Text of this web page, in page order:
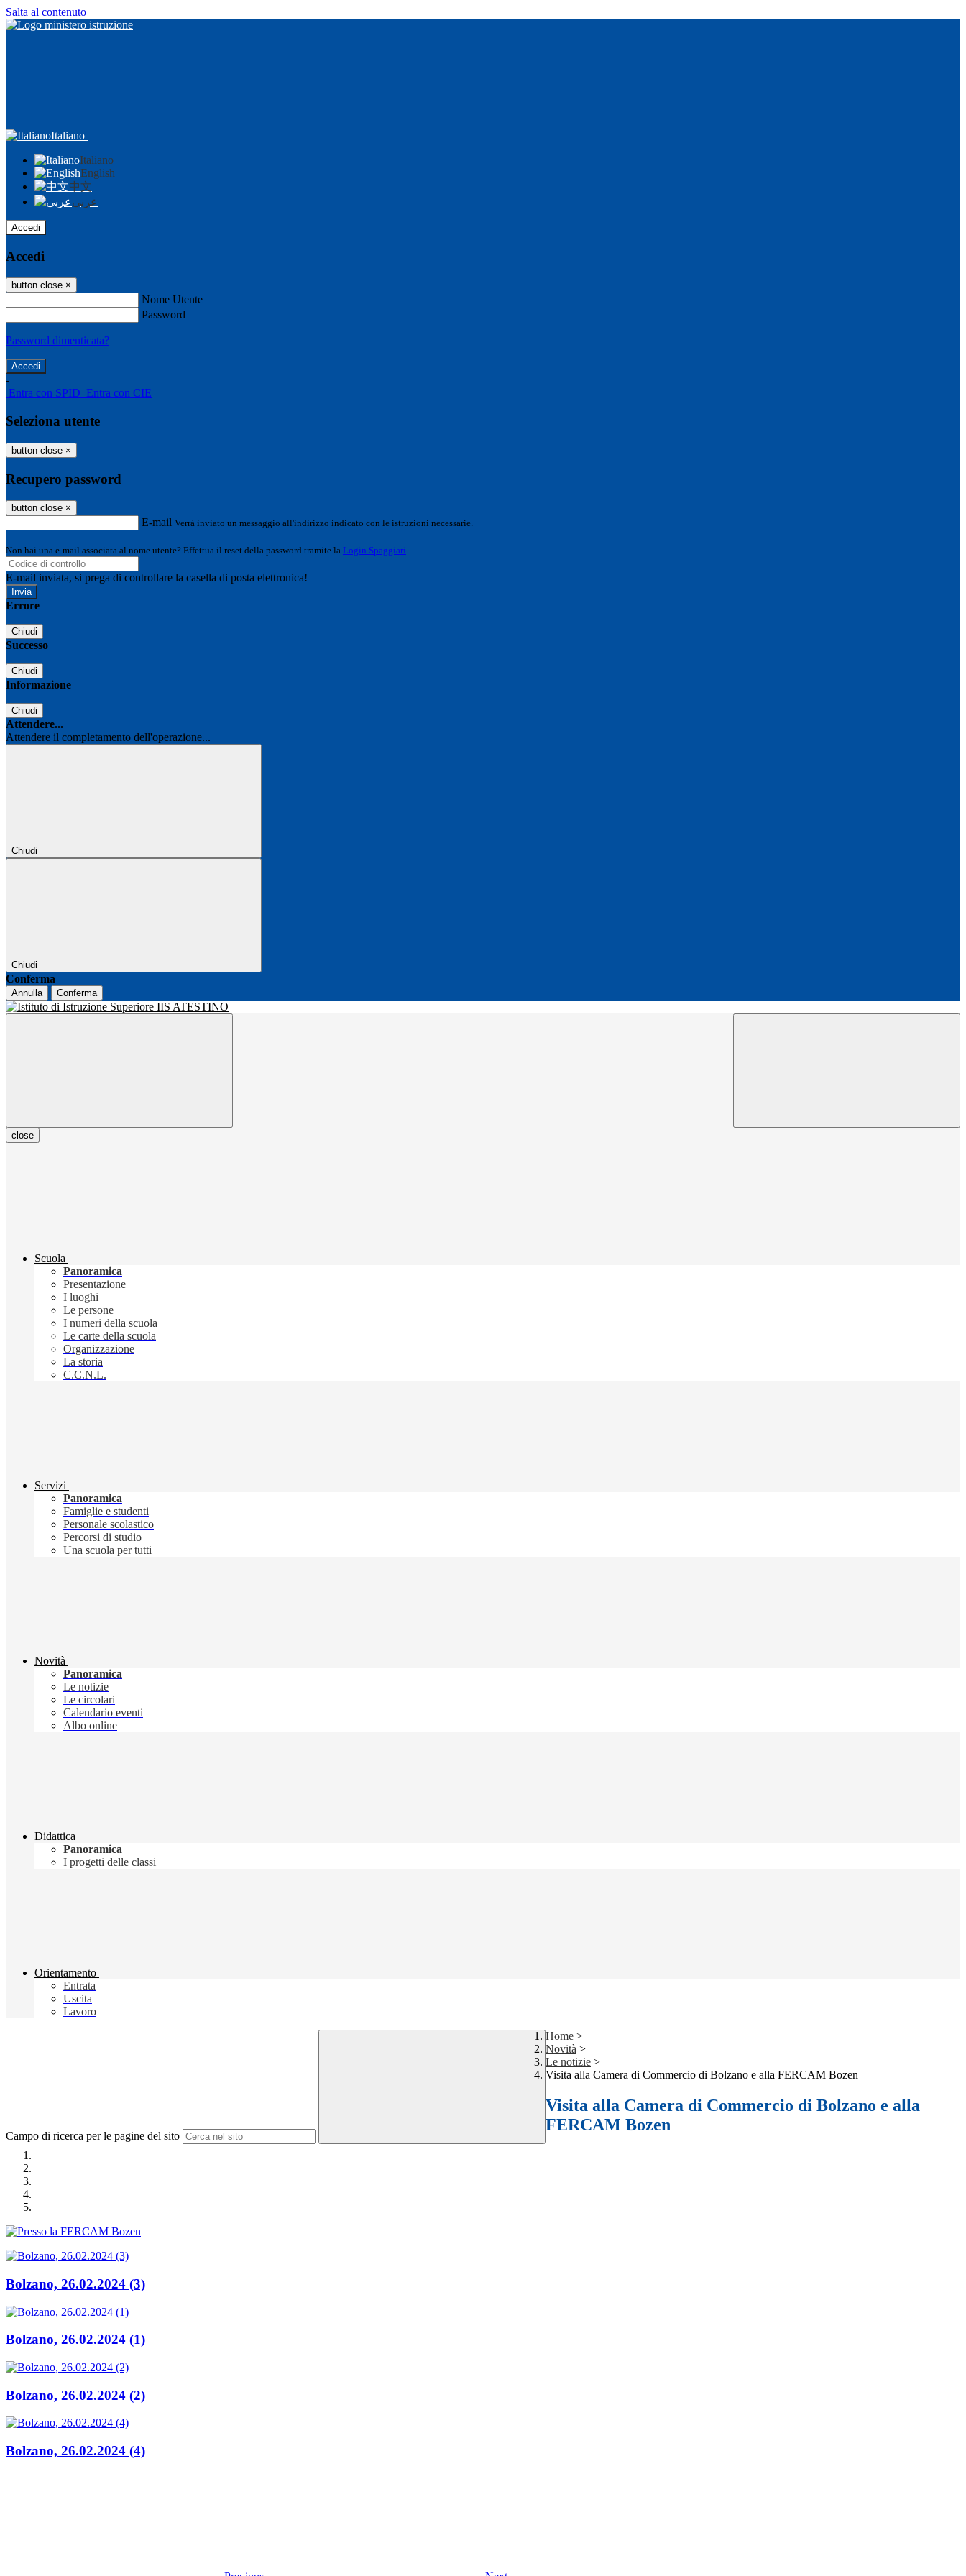
Salta al contenuto
Italiano
Italiano
English
中文
عربى
Accedi
Accedi
button close ×
Nome Utente
Password
Password dimenticata?
-
Entra con SPID Entra con CIE
Seleziona utente
button close ×
Recupero password
button close ×
E-mail Verrà inviato un messaggio all'indirizzo indicato con le istruzioni necessarie.
Non hai una e-mail associata al nome utente? Effettua il reset della password tramite la Login Spaggiari
E-mail inviata, si prega di controllare la casella di posta elettronica!
Errore
Chiudi
Successo
Chiudi
Informazione
Chiudi
Attendere...
Attendere il completamento dell'operazione...
Chiudi
Chiudi
Conferma
Annulla Conferma
close
Scuola
Panoramica
Presentazione
I luoghi
Le persone
I numeri della scuola
Le carte della scuola
Organizzazione
La storia
C.C.N.L.
Servizi
Panoramica
Famiglie e studenti
Personale scolastico
Percorsi di studio
Una scuola per tutti
Novità
Panoramica
Le notizie
Le circolari
Calendario eventi
Albo online
Didattica
Panoramica
I progetti delle classi
Orientamento
Entrata
Uscita
Lavoro
Campo di ricerca per le pagine del sito
Home >
Novità >
Le notizie >
Visita alla Camera di Commercio di Bolzano e alla FERCAM Bozen
Visita alla Camera di Commercio di Bolzano e alla
FERCAM Bozen
Bolzano, 26.02.2024 (3)
Bolzano, 26.02.2024 (1)
Bolzano, 26.02.2024 (2)
Bolzano, 26.02.2024 (4)